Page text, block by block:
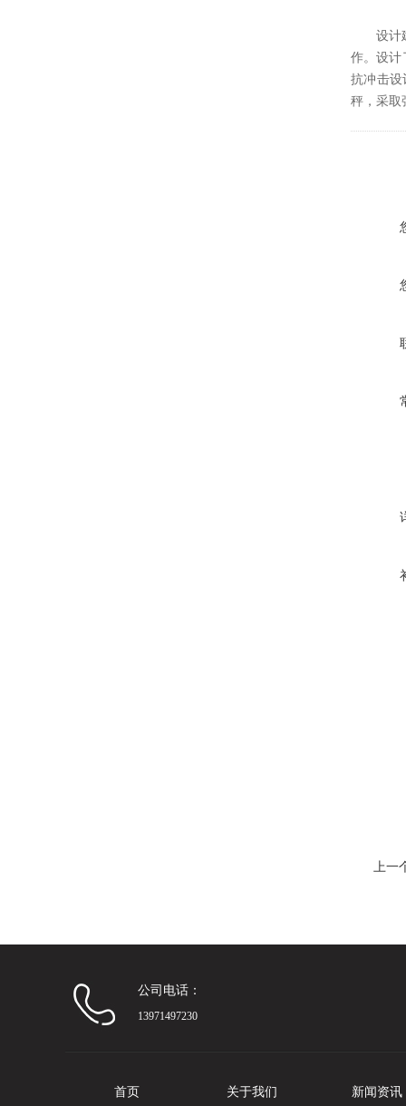
设计
作。设计
抗冲击设
秤，采取
上一
公司电话：
13971497230
首页 关于我们 新闻资讯